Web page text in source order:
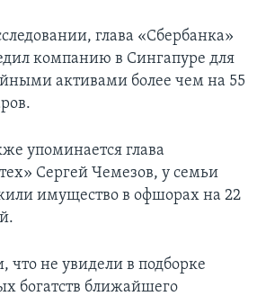
глава «Сбербанка»
компанию в Сингапуре для
активами более чем на 55
упоминается глава
Сергей Чемезов, у семьи
имущество в офшорах на 22
что не увидели в подборке
богатств ближайшего